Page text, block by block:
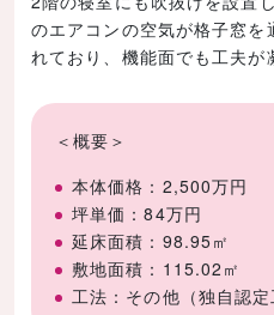
のエアコンの空気が格子窓を
れており、機能面でも工夫が
＜概要＞
本体価格：2,500万円
坪単価：84万円
延床面積：98.95㎡
敷地面積：115.02㎡
工法：その他（独自認定